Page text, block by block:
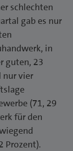
schlechten
gab es nur
in
guten, 23
nur vier
(71, 29
für den
Prozent).